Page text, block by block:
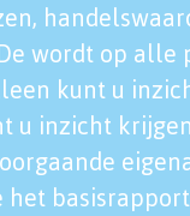
wordt op
kunt u
u inzicht